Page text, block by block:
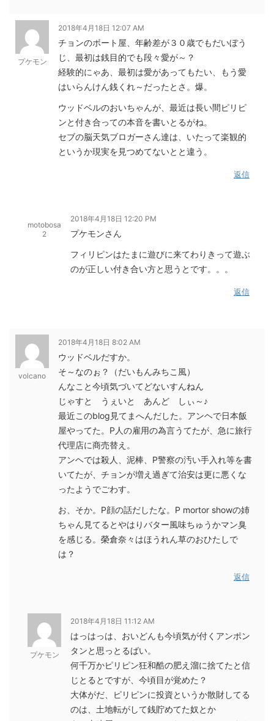
プケモン
2018年4月18日 12:07 AM
チョンのボート屋、年齢差が３０歳でもだいぼう
じ、最初は銭目的でも段々愛が～？
経験的にゃあ、最初は愛があってもたい、もう愛
はいらんけん銭くれ～だったとさ。爆。
ウッドベルのおいちゃんが、最近は長い間ピリピ
ンと付き合っての本音を書いとるがね。
セブの脳天気ブロガーさん達は、いたって楽観的
というか現実を見つめてないとと違う。
返信
motobosa
2
2018年4月18日 12:20 PM
プケモンさん
フィリピンはたまに遊びに来てわりきって遊ぶ
のが正しい付き合い方と思うとです。。。
返信
volcano
2018年4月18日 8:02 AM
ウッドベルだすか。
そ～なのぉ？（だいもんみちこ風）
んなこと今頃気づいてどないすんねん
じゃすと うぇいと あんど しぃ～♪
最近このblog見てまへんだした。アンヘで日本飯
屋やってた。P人の雇用の為言うてたが、急に旅行
代理店に商売替え。
アンヘでは殺人、泥棒、P警察の汚い手入れ等を書
いてたが、チョンが増え過ぎて治安は更に悪くな
ったようでごわす。
お、そか。P顔の話だしたな。P mortor showの姉
ちゃん見てるとやはりバター風味ちゅうかマン臭
を感じる。榮倉奈々はほうれん草のおひたしで
は？
返信
プケモン
2018年4月18日 11:12 AM
はっはっは、おいどんも今頃気が付くアンポン
タンと思っとるばい。
何千万かピリピン狂和酷の肥え溜に捨てたと信
じとるとですが、今頃目が覚めた？
大体がだ、ピリピンに投資というか散財してる
のは、土地転がして銭貯めてた奴とか